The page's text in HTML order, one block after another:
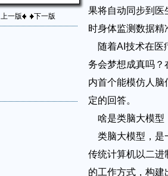
上一版 下一版
果将自动同步到医
时身体监测数据
随着AI技术在医
务会梦想成真吗？
内首个能模仿人脑
定的回答。
啥是类脑大模型
类脑大模型，是
传统计算机以二进
的工作方式，构建